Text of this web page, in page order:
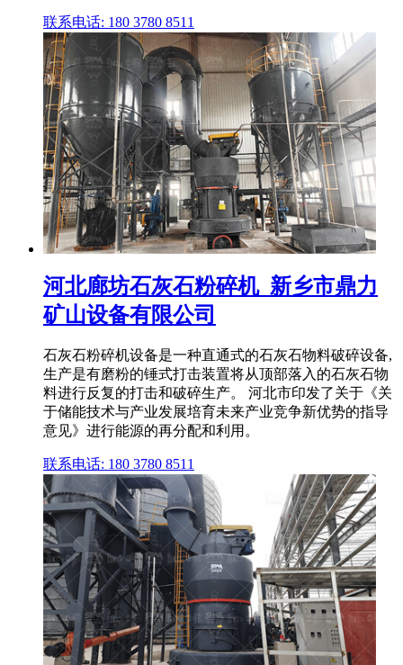
联系电话: 180 3780 8511
河北廊坊石灰石粉碎机_新乡市鼎力
矿山设备有限公司
石灰石粉碎机设备是一种直通式的石灰石物料破碎设备,
生产是有磨粉的锤式打击装置将从顶部落入的石灰石物
料进行反复的打击和破碎生产。 河北市印发了关于《关
于储能技术与产业发展培育未来产业竞争新优势的指导
意见》进行能源的再分配和利用。
联系电话: 180 3780 8511